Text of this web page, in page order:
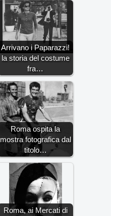
Arrivano i Paparazzi!
la storia del costume
fra…
Roma ospita la
mostra fotografica dal
titolo…
Roma, ai Mercati di